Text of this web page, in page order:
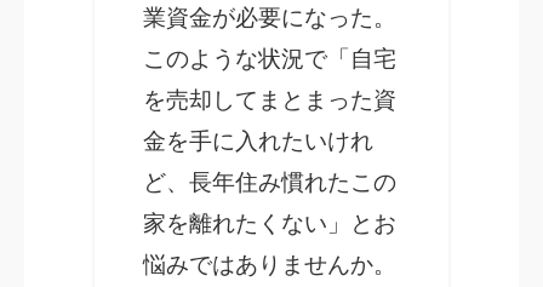
業資金が必要になった。
このような状況で「自宅
を売却してまとまった資
金を手に入れたいけれ
ど、長年住み慣れたこの
家を離れたくない」とお
悩みではありませんか。